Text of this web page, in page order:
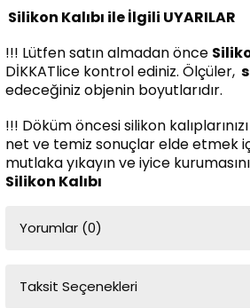
Silikon Kalıbı ile İlgili UYARILAR
!!! Lütfen satın almadan önce
DİKKATlice kontrol ediniz. Ölçüler,
edeceğiniz objenin boyutlarıdır.
!!! Döküm öncesi silikon
net ve temiz sonuçlar elde etmek
mutlaka yıkayın ve iyice
Silikon Kalıbı
Yorumlar (0)
Taksit Seçenekleri